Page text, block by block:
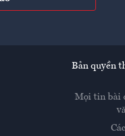
Bản quyền
Mọi tin bài